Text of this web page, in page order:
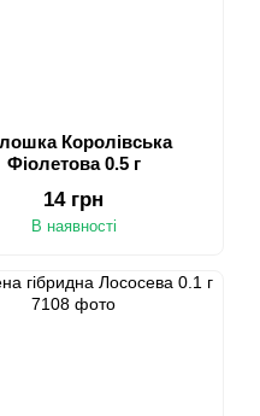
Королівська
Фіолетова 0.5 г
14 грн
В наявності